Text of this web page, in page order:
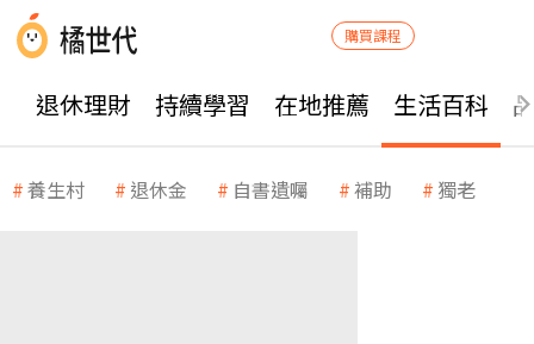
購買課程
退休理財 持續學習 在地推薦 生活百科
養生村 退休金 自書遺囑 補助 獨老